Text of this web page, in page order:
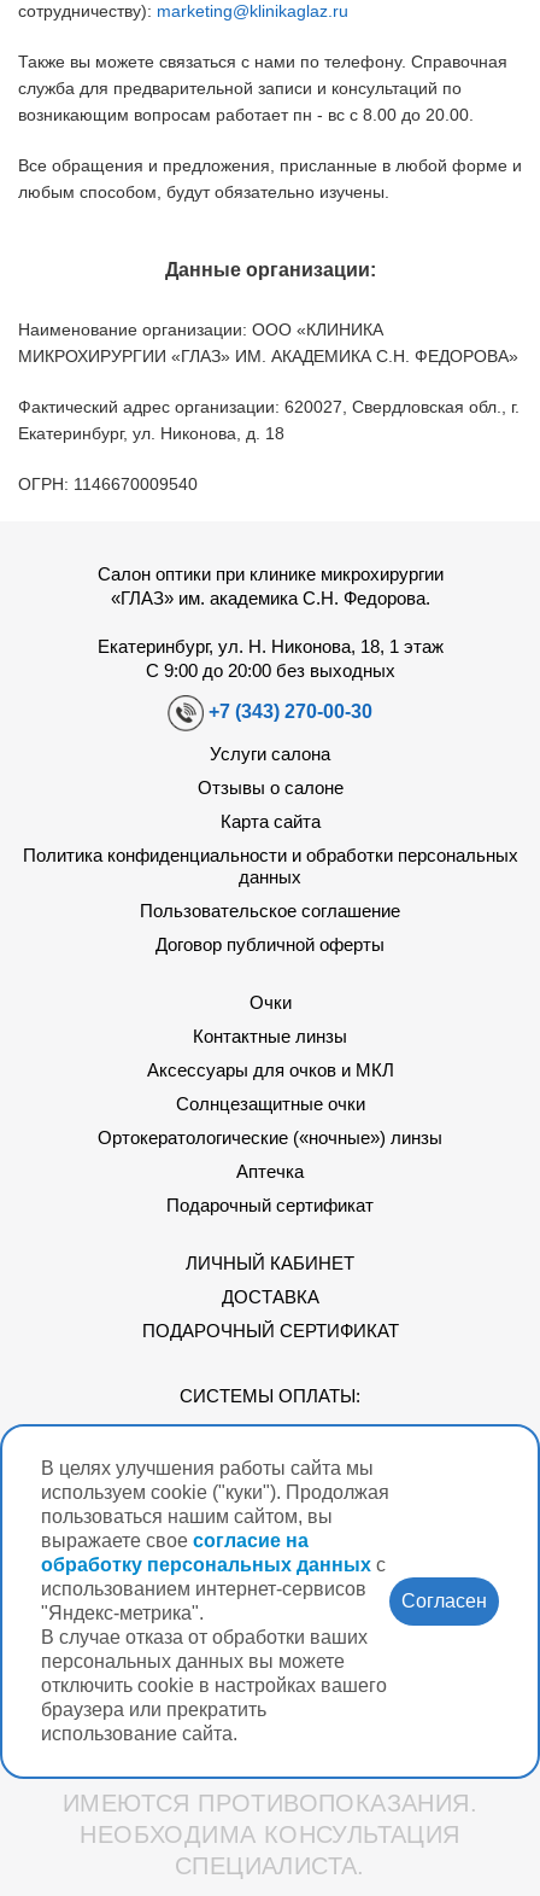
В целях улучшения работы сайта мы
используем cookie ("куки"). Продолжая
пользоваться нашим сайтом, вы
выражаете свое согласие на
обработку персональных данных с
использованием интернет-сервисов
"Яндекс-метрика".
В случае отказа от обработки ваших
персональных данных вы можете
отключить cookie в настройках вашего
браузера или прекратить
использование сайта.
Согласен
сотрудничеству): marketing@klinikaglaz.ru
Также вы можете связаться с нами по телефону. Справочная
служба для предварительной записи и консультаций по
возникающим вопросам работает пн - вс с 8.00 до 20.00.
Все обращения и предложения, присланные в любой форме и
любым способом, будут обязательно изучены.
Данные организации:
Наименование организации: ООО «КЛИНИКА
МИКРОХИРУРГИИ «ГЛАЗ» ИМ. АКАДЕМИКА С.Н. ФЕДОРОВА»
Фактический адрес организации: 620027, Свердловская обл., г.
Екатеринбург, ул. Никонова, д. 18
ОГРН: 1146670009540
Салон оптики при клинике микрохирургии
«ГЛАЗ» им. академика С.Н. Федорова.
Екатеринбург, ул. Н. Никонова, 18, 1 этаж
С 9:00 до 20:00 без выходных
+7 (343) 270-00-30
Услуги салона
Отзывы о салоне
Карта сайта
Политика конфиденциальности и обработки персональных
данных
Пользовательское соглашение
Договор публичной оферты
Очки
Контактные линзы
Аксессуары для очков и МКЛ
Солнцезащитные очки
Ортокератологические («ночные») линзы
Аптечка
Подарочный сертификат
ЛИЧНЫЙ КАБИНЕТ
ДОСТАВКА
ПОДАРОЧНЫЙ СЕРТИФИКАТ
СИСТЕМЫ ОПЛАТЫ:
Мы в соцсетях
Версия для
Нужна помощь?
Разработка интернет-магазина Вебформат
ИМЕЮТСЯ ПРОТИВОПОКАЗАНИЯ.
НЕОБХОДИМА КОНСУЛЬТАЦИЯ
СПЕЦИАЛИСТА.